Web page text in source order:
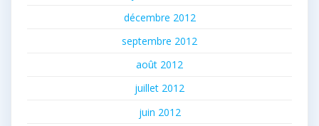
décembre 2012
septembre 2012
août 2012
juillet 2012
juin 2012